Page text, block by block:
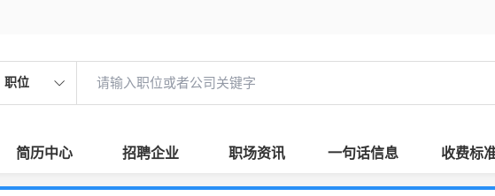
职位
简历中心 招聘企业 职场资讯 一句话信息 收费标